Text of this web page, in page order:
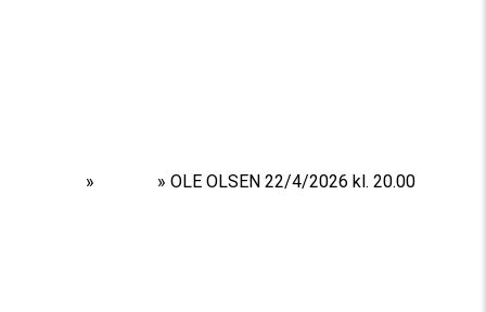
» » OLE OLSEN 22/4/2026 kl. 20.00